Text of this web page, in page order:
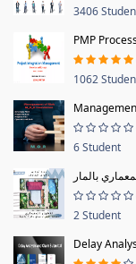
3406
PMP
1062
6 Student
2 Student
Delay